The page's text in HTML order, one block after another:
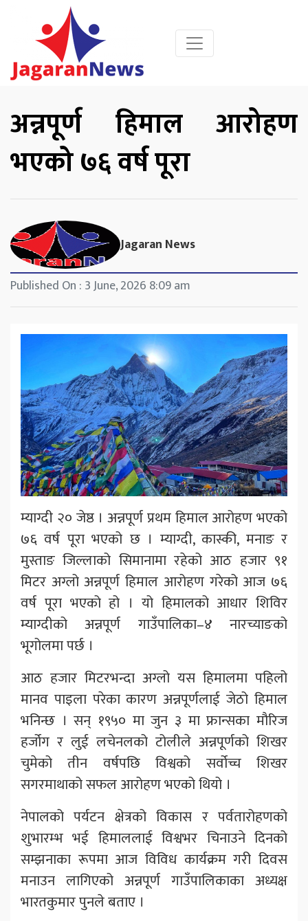
अन्नपूर्ण हिमाल आरोहण
भएको ७६ वर्ष पूरा
Jagaran News
Published On : 3 June, 2026 8:09 am
म्याग्दी २० जेष्ठ । अन्नपूर्ण प्रथम हिमाल आरोहण भएको
७६ वर्ष पूरा भएको छ । म्याग्दी, कास्की, मनाङ र
मुस्ताङ जिल्लाको सिमानामा रहेको आठ हजार ९१
मिटर अग्लो अन्नपूर्ण हिमाल आरोहण गरेको आज ७६
वर्ष पूरा भएको हो । यो हिमालको आधार शिविर
म्याग्दीको अन्नपूर्ण गाउँपालिका–४ नारच्याङको
भूगोलमा पर्छ ।
आठ हजार मिटरभन्दा अग्लो यस हिमालमा पहिलो
मानव पाइला परेका कारण अन्नपूर्णलाई जेठो हिमाल
भनिन्छ । सन् १९५० मा जुन ३ मा फ्रान्सका मौरिज
हर्जोग र लुई लचेनलको टोलीले अन्नपूर्णको शिखर
चुमेको तीन वर्षपछि विश्वको सर्वोच्च शिखर
सगरमाथाको सफल आरोहण भएको थियो ।
नेपालको पर्यटन क्षेत्रको विकास र पर्वतारोहणको
शुभारम्भ भई हिमाललाई विश्वभर चिनाउने दिनको
सम्झनाका रूपमा आज विविध कार्यक्रम गरी दिवस
मनाउन लागिएको अन्नपूर्ण गाउँपालिकाका अध्यक्ष
भारतकुमार पुनले बताए ।